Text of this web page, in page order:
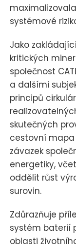
systémové
Jako
kritických
společnost
a dalšími
principů
skutečných
cestovní
závazek
energetiky,
oddělit růst
surovin.
Zdůrazňuje
systém baterií
oblasti